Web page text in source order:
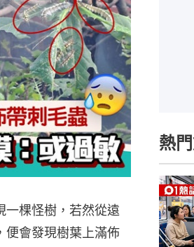
一棵怪樹，若然從遠
便會發現樹葉上滿佈
熱